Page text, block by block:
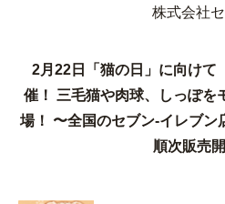
今週の新商品
来週の新商品
セール・キャンペーン
サービス
サービストップ
企業情報
株式会社
2月22日「猫の日」に向けて
催！ 三毛猫や肉球、しっぽを
場！ 〜全国のセブン‐イレブン
順次販売